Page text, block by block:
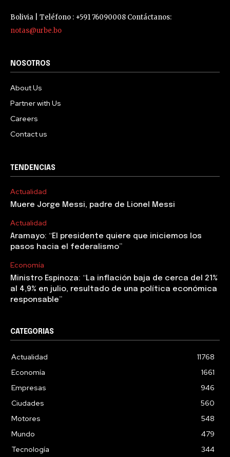
Bolivia | Teléfono : +591 76090008 Contáctanos:
notas@urbe.bo
NOSOTROS
About Us
Partner with Us
Careers
Contact us
TENDENCIAS
Actualidad
Muere Jorge Messi, padre de Lionel Messi
Actualidad
Aramayo: “El presidente quiere que iniciemos los
pasos hacia el federalismo”
Economía
Ministro Espinoza: “La inflación baja de cerca del 21%
al 4,9% en julio, resultado de una política económica
responsable”
CATEGORIAS
Actualidad
11768
Economía
1661
Empresas
946
Ciudades
560
Motores
548
Mundo
479
Tecnología
344